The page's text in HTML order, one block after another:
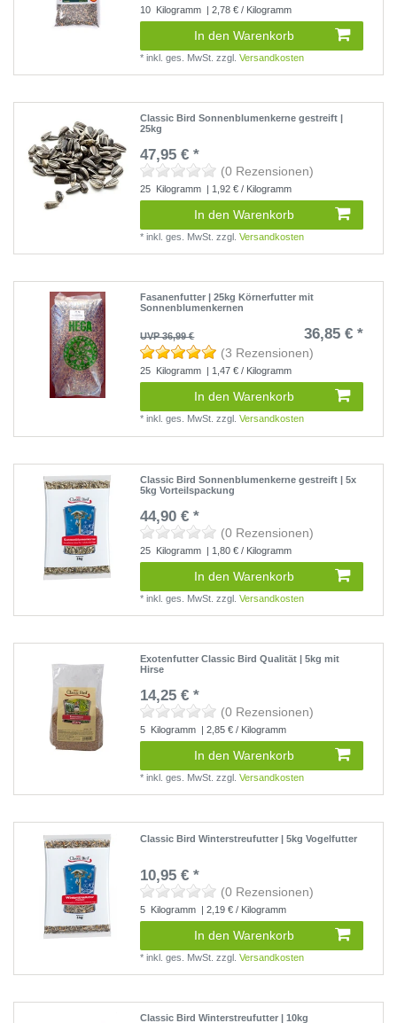
10 Kilogramm | 2,78 € / Kilogramm
In den Warenkorb
*inkl. ges. MwSt. zzgl.Versandkosten
Classic Bird Sonnenblumenkerne gestreift |
25kg
47,95 € *
(0 Rezensionen)
25 Kilogramm | 1,92 € / Kilogramm
In den Warenkorb
*inkl. ges. MwSt. zzgl.Versandkosten
Fasanenfutter | 25kg Körnerfutter mit
Sonnenblumenkernen
UVP 36,99 € 36,85 € *
(3 Rezensionen)
25 Kilogramm | 1,47 € / Kilogramm
In den Warenkorb
*inkl. ges. MwSt. zzgl.Versandkosten
Classic Bird Sonnenblumenkerne gestreift | 5x
5kg Vorteilspackung
44,90 € *
(0 Rezensionen)
25 Kilogramm | 1,80 € / Kilogramm
In den Warenkorb
*inkl. ges. MwSt. zzgl.Versandkosten
Exotenfutter Classic Bird Qualität | 5kg mit
Hirse
14,25 € *
(0 Rezensionen)
5 Kilogramm | 2,85 € / Kilogramm
In den Warenkorb
*inkl. ges. MwSt. zzgl.Versandkosten
Classic Bird Winterstreufutter | 5kg Vogelfutter
10,95 € *
(0 Rezensionen)
5 Kilogramm | 2,19 € / Kilogramm
In den Warenkorb
*inkl. ges. MwSt. zzgl.Versandkosten
Classic Bird Winterstreufutter | 10kg